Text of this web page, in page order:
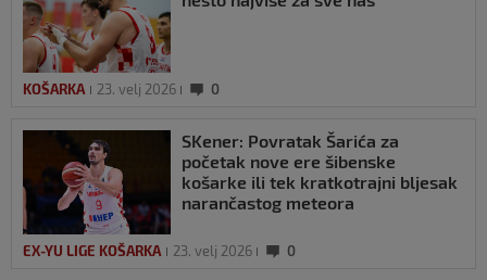
KOŠARKA 23. velj 2026 0
SKener: Povratak Šarića za
početak nove ere šibenske
košarke ili tek kratkotrajni bljesak
narančastog meteora
EX-YU LIGE KOŠARKA 23. velj 2026 0